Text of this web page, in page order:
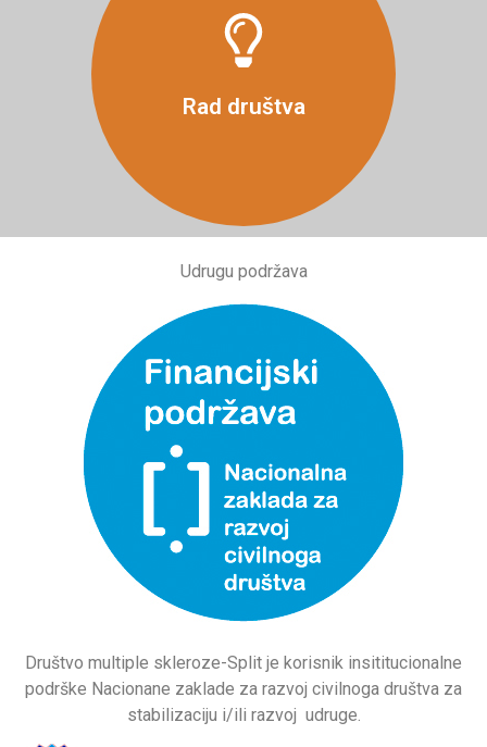
Rad društva
Više
Udrugu podržava
Društvo multiple skleroze-Split je korisnik insititucionalne
podrške Nacionane zaklade za razvoj civilnoga društva za
stabilizaciju i/ili razvoj udruge.